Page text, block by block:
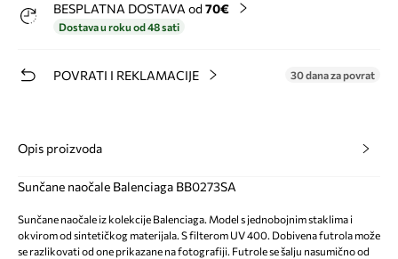
BESPLATNA DOSTAVA od 70€
Dostava u roku od 48 sati
POVRATI I REKLAMACIJE 30 dana za povrat
Opis proizvoda
Sunčane naočale Balenciaga BB0273SA
Sunčane naočale iz kolekcije Balenciaga. Model s jednobojnim staklima i
okvirom od sintetičkog materijala. S filterom UV 400. Dobivena futrola može
se razlikovati od one prikazane na fotografiji. Futrole se šalju nasumično od